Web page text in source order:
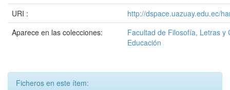
URI :
http://dspace.uazuay.edu.ec/
Aparece en las colecciones:
Facultad de Filosofía, Letras y
Educación
Ficheros en este ítem: